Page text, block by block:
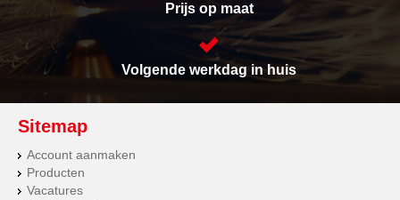
Prijs op maat
Volgende werkdag in huis
Sitemap
Account aanmaken
Producten
Vacatures